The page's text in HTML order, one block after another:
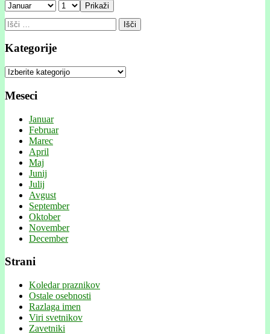
Prikaži
Išči:
Kategorije
Kategorije
Meseci
Januar
Februar
Marec
April
Maj
Junij
Julij
Avgust
September
Oktober
November
December
Strani
Koledar praznikov
Ostale osebnosti
Razlaga imen
Viri svetnikov
Zavetniki